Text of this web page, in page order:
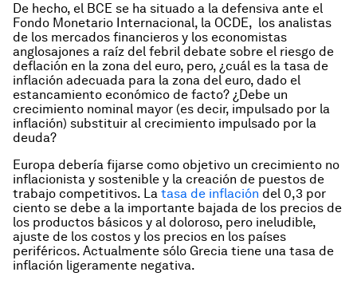
De hecho, el BCE se ha situado a la defensiva ante el
Fondo Monetario Internacional, la OCDE, los analistas
de los mercados financieros y los economistas
anglosajones a raíz del febril debate sobre el riesgo de
deflación en la zona del euro, pero, ¿cuál es la tasa de
inflación adecuada para la zona del euro, dado el
estancamiento económico de facto? ¿Debe un
crecimiento nominal mayor (es decir, impulsado por la
inflación) substituir al crecimiento impulsado por la
deuda?
Europa debería fijarse como objetivo un crecimiento no
inflacionista y sostenible y la creación de puestos de
trabajo competitivos. La tasa de inflación del 0,3 por
ciento se debe a la importante bajada de los precios de
los productos básicos y al doloroso, pero ineludible,
ajuste de los costos y los precios en los países
periféricos. Actualmente sólo Grecia tiene una tasa de
inflación ligeramente negativa.